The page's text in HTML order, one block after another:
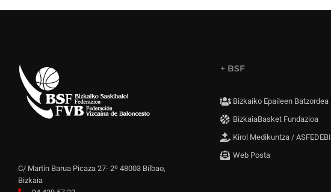
C/ Martín Barua Picaza 27- 2º 48003 Bilbao,
Bizkaia
+ BSF
Bizkaiko Epaileen Batzordea
BizkaiaBasket Fundazioa
Kirol Medikuntza / ASFEDEBI
Web Posta